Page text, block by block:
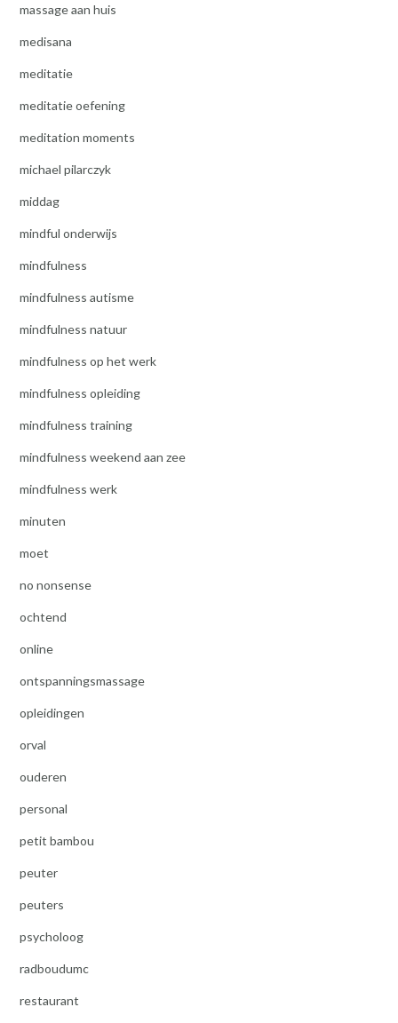
massage aan huis
medisana
meditatie
meditatie oefening
meditation moments
michael pilarczyk
middag
mindful onderwijs
mindfulness
mindfulness autisme
mindfulness natuur
mindfulness op het werk
mindfulness opleiding
mindfulness training
mindfulness weekend aan zee
mindfulness werk
minuten
moet
no nonsense
ochtend
online
ontspanningsmassage
opleidingen
orval
ouderen
personal
petit bambou
peuter
peuters
psycholoog
radboudumc
restaurant